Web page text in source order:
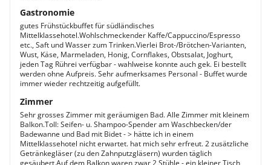
Gastronomie
gutes Frühstückbuffet für südländisches
Mittelklassehotel.Wohlschmeckender Kaffe/Cappuccino/Espresso
etc., Saft und Wasser zum Trinken.Vierlei Brot-/Brötchen-Varianten,
Wust, Käse, Marmeladen, Honig, Cornflakes, Obstsalat, Joghurt,
jeden Tag Rührei verfügbar - wahlweise konnte auch gek. Ei bestellt
werden ohne Aufpreis. Sehr aufmerksames Personal - Buffet wurde
immer wieder rechtzeitig aufgefüllt.
Zimmer
Sehr grosses Zimmer mit geräumigen Bad. Alle Zimmer mit kleinem
Balkon.Toll: Seifen- u. Shampoo-Spender am Waschbecken/der
Badewanne und Bad mit Bidet - > hätte ich in einem
Mittelklassehotel nicht erwartet. hat mich sehr erfreut. 2 zusätzliche
Getränkegläser (zu den Zahnputzgläsern) wurden täglich
gesäubert.Auf dem Balkon waren zwar 2 Stühle - ein kleiner Tisch